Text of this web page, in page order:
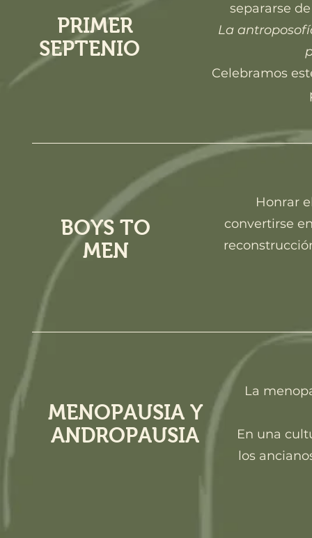
PRIMER
SEPTENIO
separarse
La
Celebramos
BOYS TO
MEN
Honrar
convertirse
MENOPAUSIA Y
ANDROPAUSIA
La
En una
los